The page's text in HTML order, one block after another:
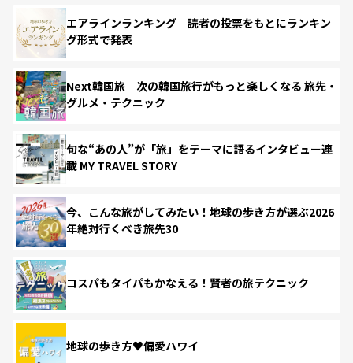
エアラインランキング 読者の投票をもとにランキン
グ形式で発表
Next韓国旅 次の韓国旅行がもっと楽しくなる 旅先・
グルメ・テクニック
旬な“あの人”が「旅」をテーマに語るインタビュー連
載 MY TRAVEL STORY
今、こんな旅がしてみたい！地球の歩き方が選ぶ2026
年絶対行くべき旅先30
コスパもタイパもかなえる！賢者の旅テクニック
地球の歩き方♥偏愛ハワイ